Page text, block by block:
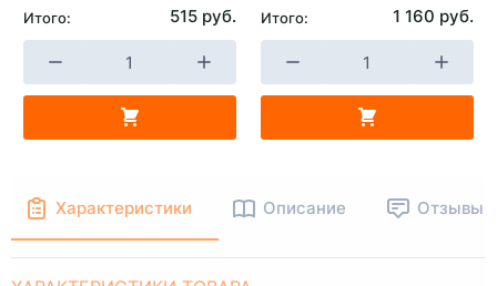
Итого: 515 руб. Итого: 1 160 руб.
Характеристики Описание Отзывы